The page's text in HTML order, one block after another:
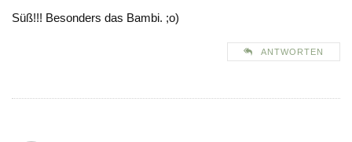
Süß!!! Besonders das Bambi. ;o)
ANTWORTEN